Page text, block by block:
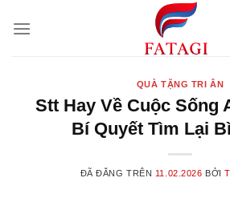
đến
QUÀ TẶNG TRI ÂN
Stt Hay Về Cuộc Sống
Bí Quyết Tìm Lại
ĐÃ ĐĂNG TRÊN 11.02.2026 BỞI